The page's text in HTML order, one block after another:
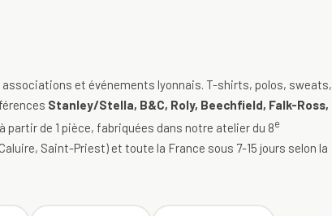
et événements lyonnais. T-shirts, polos, sweats,
Stanley/Stella, B&C, Roly, Beechfield, Falk-Ross,
à partir de 1 pièce, fabriquées dans notre atelier du 8e
Saint-Priest) et toute la France sous 7-15 jours selon la